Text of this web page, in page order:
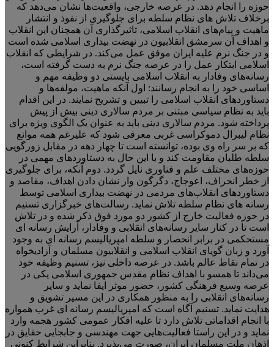
حوزه را انجام دهد. در عرصه خارجی، واقعیت‌ها نشان می‌دهد که
برخلاف تلاش های نظام سلطه برای جلوگیری از نفوذ و انتشار
ماهیت و پیام‌های انقلاب اسلامی، تاثیرگذاری آن همچنان این انقلاب
و اهداف آن سرمشق انقلابیون در نهضت بیداری اسلامی شده است
و در جنگ نرم علیه ایران موفق عمل می‌کند. در شرایطی که انقلاب
اسلامی ابتکار عمل را در عرصه جنگ نرم به دست گرفته است،
رسانه‌های وفادار به انقلاب اسلامی بایستی دو وظیفه مهم و
اساسی خود را به انجام رسانند: اول آنکه ماهیت، مولفه‌ها و
دستاوردهای انقلاب اسلامی را تبیین و تشریح نمایند. در این اقدام
باید به نظام سیاسی مبتنی بر مردم سالاری دینی بیش از پیش
پرداخته شود. مردم سالاری دینی باید به عنوان یک الگوی ویژه برای
نظام لیبرال دموکراسی غربی معرفی شود که علیرغم همه موانع
که بر سر راه وی بوده، توانسته است تا چهار دهه در مقابل زورگویی
سلطه طلبان مقاومت کند و با این حال به دستاوردهای مهمی در
حوزه‌های مختلف علم و فناوری نایل گردد. دوم آنکه، برای جلوگیری
از خطر انحراف، اعوجاج، دگرگون وار نشان دادن اهداف، مقاصد و
دستاوردهای انقلاب‌های مردمی در نهضت بیداری اسلامی توسط
رسانه های نظام سلطه تلاش نماید. رسالت‌های خبرگزاری تسنیم
در حوزه فعالیت خارج از کشور دو مورد فوق ذکر شده و در تلاش
است تا در کنار سایر رسانه‌های انقلابی و وفادار، آرایش رسانه ای
مستحکمی در برابر انحصار و سلطه امپریالیسم رسانه ای به وجود
آورد و زبان گویای انقلاب اسلامی و انقلابیون مسلمان و آزادیخواه
در تمام نقاط عالم باشد. در عرصه داخلی نیز، تسنیم وظیفه خود
می‌داند تا همسو با اهداف نظام مقدس جمهوری اسلامی یکی در
عرصه وسیع فرهنگی کشور، حضور موثر ایفا نماید و سایر
رسانه‌های انقلابی را به منظور همکاری در این مسیر تشویق و
هدایت نماید. تسنیم آگاه است که امپریالیسم رسانه ای غرب همواره
با انجام اقداماتی تلاش دارد تا علیه افکار عمومی کشور هجمه وارد
نماید و در این راستا فعالیت‌هایی جهت مهندسی و جابجایی حقایق در
اذهان ملت مسلمان ایران، صورت می‌پذیرد. بنابراین شرایط کنونی